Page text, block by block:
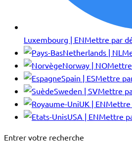
Luxembourg | ENMettre par
Netherlands | NL
Norway | NO
Spain | ESMettre
Sweden | SVMettre
UK | ENMettre
USA | ENMettre
Entrer votre recherche